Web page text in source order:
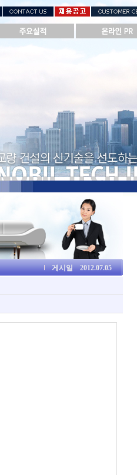
게시일 2012.07.05